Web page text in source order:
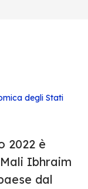
degli Stati
2022 è
Ibhraim
dal